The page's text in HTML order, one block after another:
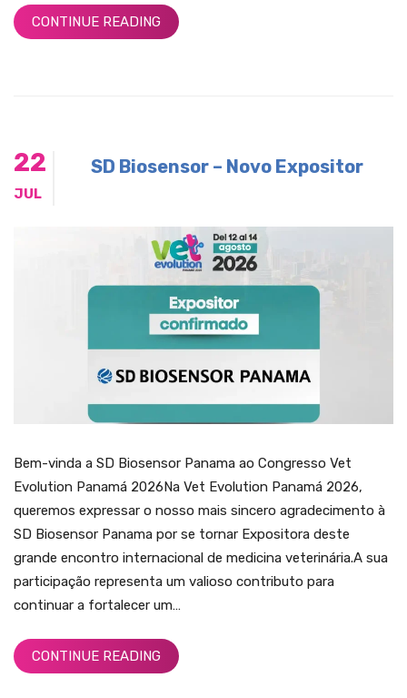
CONTINUE READING
22
JUL
SD Biosensor – Novo Expositor
Bem-vinda a SD Biosensor Panama ao Congresso Vet
Evolution Panamá 2026Na Vet Evolution Panamá 2026,
queremos expressar o nosso mais sincero agradecimento à
SD Biosensor Panama por se tornar Expositora deste
grande encontro internacional de medicina veterinária.A sua
participação representa um valioso contributo para
continuar a fortalecer um…
CONTINUE READING